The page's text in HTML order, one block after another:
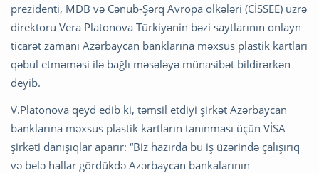
prezidenti, MDB və Cənub-Şərq Avropa ölkələri (CİSSEE) üzrə
direktoru Vera Platonova Türkiyənin bəzi saytlarının onlayn
ticarət zamanı Azərbaycan banklarına məxsus plastik kartları
qəbul etməməsi ilə bağlı məsələyə münasibət bildirərkən
deyib.
V.Platonova qeyd edib ki, təmsil etdiyi şirkət Azərbaycan
banklarına məxsus plastik kartların tanınması üçün VİSA
şirkəti danışıqlar aparır: “Biz hazırda bu iş üzərində çalışırıq
və belə hallar gördükdə Azərbaycan bankalarının